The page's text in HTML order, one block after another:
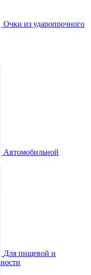
Очки из ударопрочного
Автомобильной
Для пищевой и